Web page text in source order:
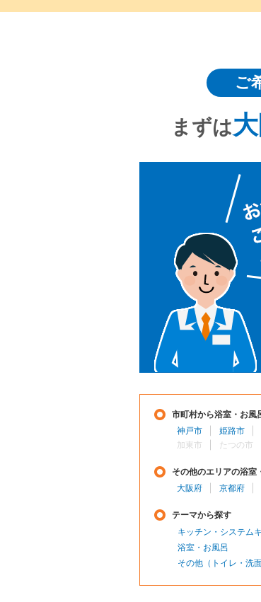
ご
まずは
市町村から浴室・お風
神戸市
姫路市
加東市
たつの市
その他のエリアの浴室
大阪府
京都府
テーマから探す
キッチン・システム
浴室・お風呂
その他（トイレ・洗